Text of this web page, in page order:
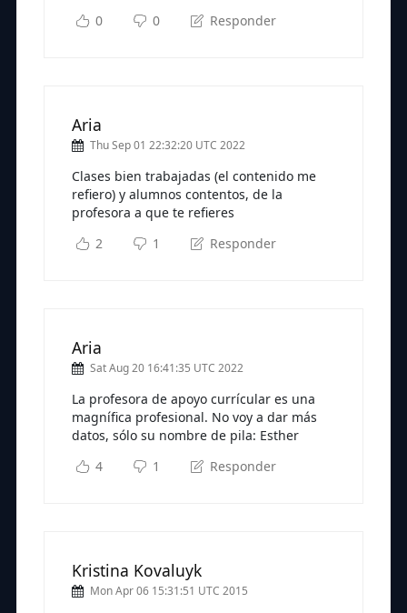
0
0 Responder
Aria
Thu Sep 01 22:32:20 UTC 2022
Clases bien trabajadas (el contenido me
refiero) y alumnos contentos, de la
profesora a que te refieres
2
1 Responder
Aria
Sat Aug 20 16:41:35 UTC 2022
La profesora de apoyo currícular es una
magnífica profesional. No voy a dar más
datos, sólo su nombre de pila: Esther
4
1 Responder
Kristina Kovaluyk
Mon Apr 06 15:31:51 UTC 2015